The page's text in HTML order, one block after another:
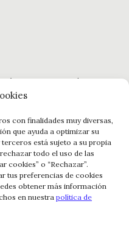
con finalidades muy diversas,
que ayuda a optimizar su
está sujeto a su propia
todo el uso de las
cookies” o “Rechazar”.
tus preferencias de cookies
obtener más información
en nuestra política de
el paraje conocido
la orilla del río Ebro y
de la bodega, cuyo
romano, está
propios viñedos,
para el